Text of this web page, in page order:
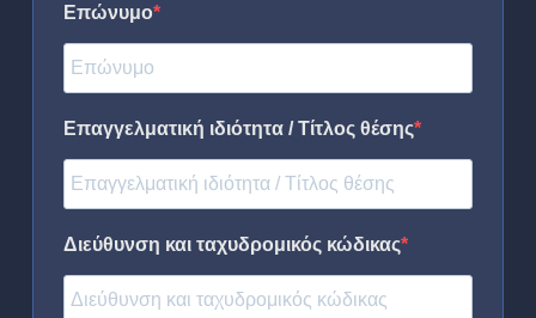
Επώνυμο
Επαγγελματική ιδιότητα / Τίτλος θέσης
Διεύθυνση και ταχυδρομικός κώδικας